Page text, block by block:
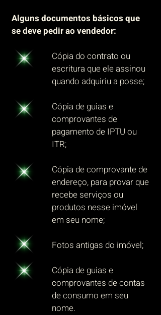
Alguns documentos básicos que
se deve pedir ao vendedor:
Cópia do contrato ou
escritura que ele assinou
quando adquiriu a posse;
Cópia de guias e
comprovantes de
pagamento de IPTU ou
ITR;
Cópia de comprovante de
endereço, para provar que
recebe serviços ou
produtos nesse imóvel
em seu nome;
Fotos antigas do imóvel;
Cópia de guias e
comprovantes de contas
de consumo em seu
nome.